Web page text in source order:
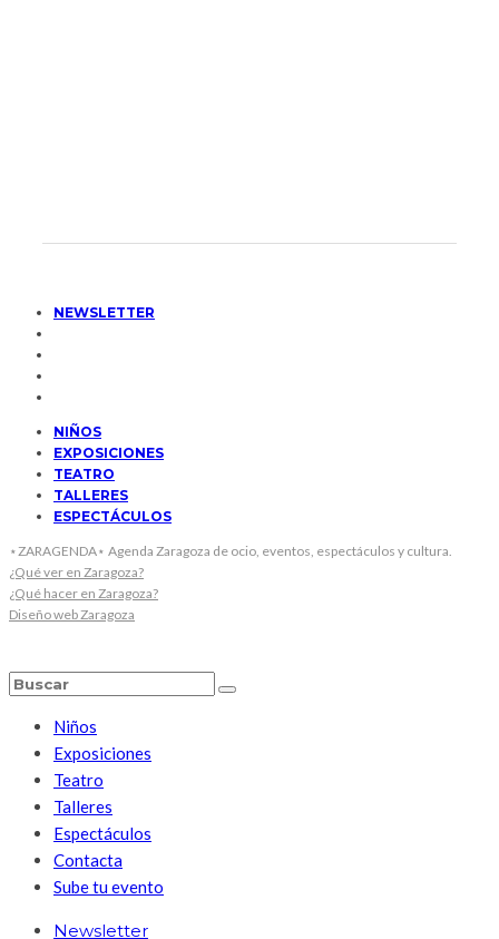
NEWSLETTER
NIÑOS
EXPOSICIONES
TEATRO
TALLERES
ESPECTÁCULOS
⋆ZARAGENDA⋆ Agenda Zaragoza de ocio, eventos, espectáculos y cultura.
¿Qué ver en Zaragoza?
¿Qué hacer en Zaragoza?
Diseño web Zaragoza
Niños
Exposiciones
Teatro
Talleres
Espectáculos
Contacta
Sube tu evento
Newsletter